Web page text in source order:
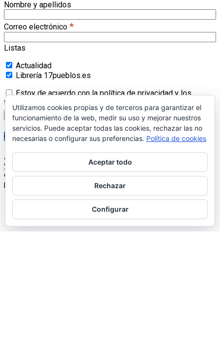
CONTACTAR
y contestaremos lo más rápido posible. También nos puedes
posible.
Correo:info@17pueblos.es
Librería
Política de cookies
Utilizamos cookies propias y de terceros para garantizar el
funcionamiento de la web, medir su uso y mejorar nuestros
servicios. Puede aceptar todas las cookies, rechazar las no
necesarias o configurar sus preferencias. Política de cookies
Aceptar todo
Rechazar
Configurar